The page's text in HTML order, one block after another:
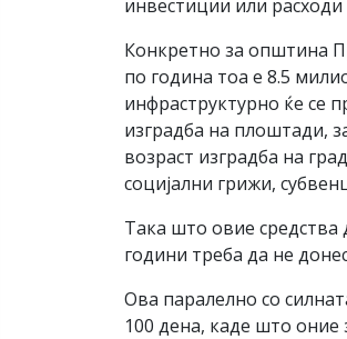
инвестиции или
Конкретно за општина
по година тоа е 8.5
инфраструктурно ќе се
изградба на плоштади,
возраст изградба на
социјални грижи,
Така што овие средства
години треба да не
Ова паралелно со
100 дена, каде што